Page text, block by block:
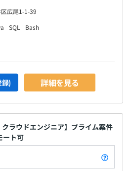
区広尾1-1-39
SQL
Bash
) 詳細を見る
クラウドエンジニア】プライム案件
ート可